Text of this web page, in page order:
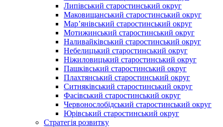
Липівський старостинський округ
Маковищанський старостинський округ
Мар’янівський старостинський округ
Мотижинський старостинський округ
Наливайківський старостинський округ
Небелицький старостинський округ
Ніжиловицький старостинський округ
Пашківський старостинський округ
Плахтянський старостинський округ
Ситняківський старостинський округ
Фасівський старостинський округ
Червонослобідський старостинський округ
Юрівський старостинський округ
Стратегія розвитку